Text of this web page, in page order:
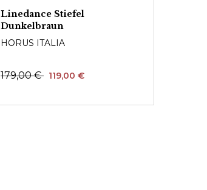
Linedance Stiefel
Dunkelbraun
HORUS ITALIA
179,00 € 119,00 €